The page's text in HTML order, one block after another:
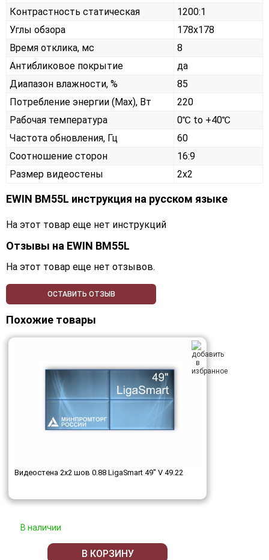
Контрастность статическая
1200:1
Углы обзора
178x178
Время отклика, мс
8
Антибликовое покрытие
да
Диапазон влажности, %
85
Потребление энергии (Max), Вт
220
Рабочая температура
0℃ to +40℃
Частота обновления, Гц
60
Соотношение сторон
16:9
Размер видеостены
2x2
EWIN BM55L инструкция на русском языке
На этот товар еще нет инструкций
Отзывы на EWIN BM55L
На этот товар еще нет отзывов.
ОСТАВИТЬ ОТЗЫВ
Похожие товары
Видеостена 2x2 шов 0.88 LigaSmart 49" V 49.22
В наличии
В КОРЗИНУ